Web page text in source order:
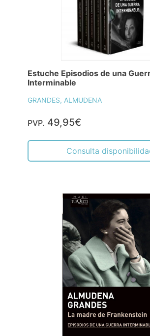
Estuche Episodios de una
Interminable
GRANDES, ALMUDENA
PVP. 49,95€
Consulta